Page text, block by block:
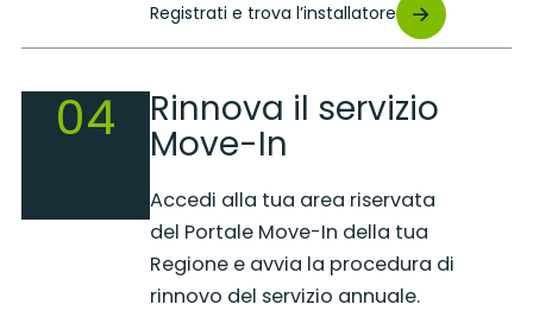
Registrati e trova l’installatore
04 Rinnova il servizio
Move-In
Accedi alla tua area riservata
del Portale Move-In della tua
Regione e avvia la procedura di
rinnovo del servizio annuale.